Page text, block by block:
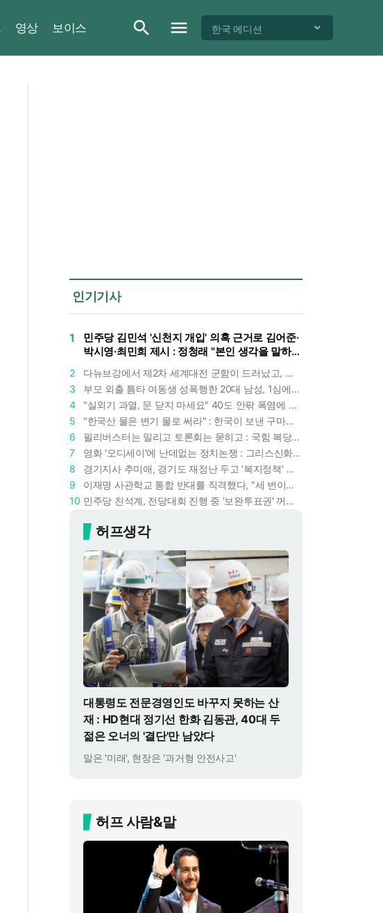
영상 보이스 한국 에디션
인기기사
1
민주당 김민석 '신천지 개입' 의혹 근거로 김어준·
박시영·최민희 제시 : 정청래 "본인 생각을 말하
2
다뉴브강에서 제2차 세계대전 군함이 드러났고, 포항 수돗물은 갑자기 짜졌다 : 폭염·가뭄이 만든 낯선 풍경
3
부모 외출 틈타 여동생 성폭행한 20대 남성, 1심에서 5년형 선고 : 친족 간 '암수범죄'의 심각성
4
"실외기 과열, 문 닫지 마세요" 40도 안팎 폭염에 쉼 없이 도는 에어컨 : 화재 위험 경고등!
5
"한국산 물은 변기 물로 써라" : 한국이 보낸 구마모토 지진 구호품에 한 일본인의 '어처구니 없는' 반응
6
필리버스터는 밀리고 토론회는 묻히고 : 국힘 복당 원하는 한동훈, '검사 정치'의 한계만 드러내나
7
영화 '오디세이'에 난데없는 정치논쟁 : 그리스신화 공간에서 '트럼프 전쟁의 참혹함'이 보인다
8
경기지사 추미애, 경기도 재정난 두고 '복지정책' 탓하는 시선에 정면 반박 : "고령자와 아이 인구 급증"
9
이재명 사관학교 통합 반대를 직격했다, "세 번이나 군사 쿠데타 했는데 압도적 지위"
10
민주당 친석계, 전당대회 진행 중 '보완투표권' 꺼냈다 : '사후 투표 허용' 무리수에 정청래 "투표 쿠데타"
허프생각
대통령도 전문경영인도 바꾸지 못하는 산
재 : HD현대 정기선 한화 김동관, 40대 두
젊은 오너의 '결단'만 남았다
말은 '미래', 현장은 '과거형 안전사고'
허프 사람&말